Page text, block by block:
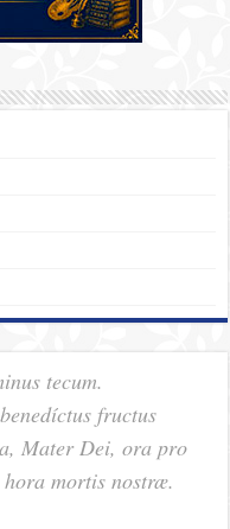
tecum.
fructus
Mater Dei, ora pro
mortis nostræ.